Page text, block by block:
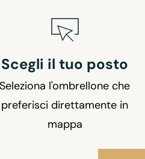
Scegli il tuo posto
Seleziona l'ombrellone che
preferisci direttamente in
mappa